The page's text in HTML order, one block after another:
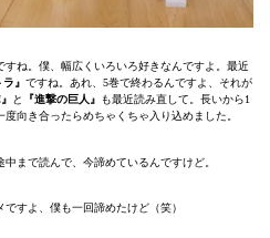
ね。僕、幅広くいろいろ好きなんですよ。最近
』 ですね。あれ、5巻で終わるんですよ、それが
と 『進撃の巨人』
も最近読み直して。長いから1
向き合ったらめちゃくちゃ入り込めました。
まで読んで、今諦めているんですけど。
すよ、僕も一回諦めたけど（笑）